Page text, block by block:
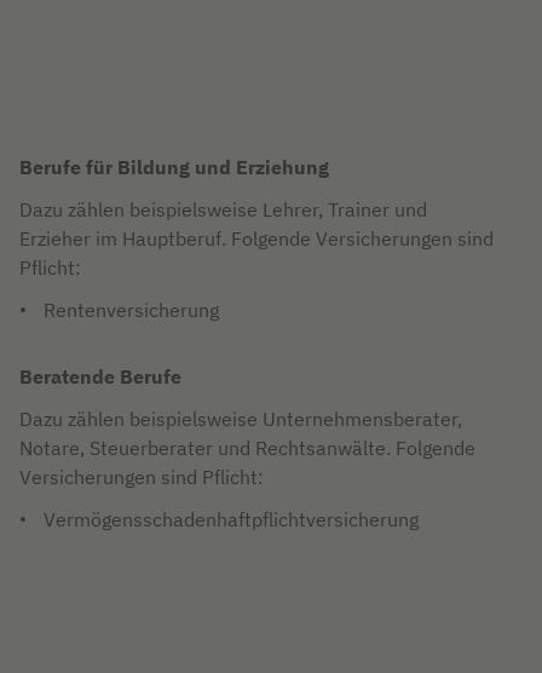
Berufe für Bildung und Erziehung
Dazu zählen beispielsweise Lehrer, Trainer und
Erzieher im Hauptberuf. Folgende Versicherungen sind
Pflicht:
Rentenversicherung
Beratende Berufe
Dazu zählen beispielsweise Unternehmensberater,
Notare, Steuerberater und Rechtsanwälte. Folgende
Versicherungen sind Pflicht:
Vermögensschadenhaftpflichtversicherung